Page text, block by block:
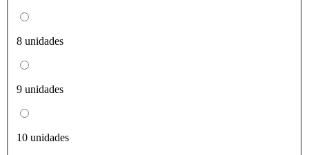
8 unidades
9 unidades
10 unidades